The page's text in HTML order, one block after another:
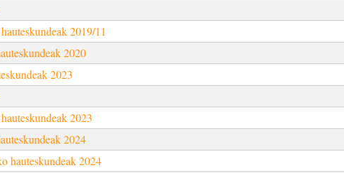
2019/11
2020
2023
2023
2024
hauteskundeak 2024